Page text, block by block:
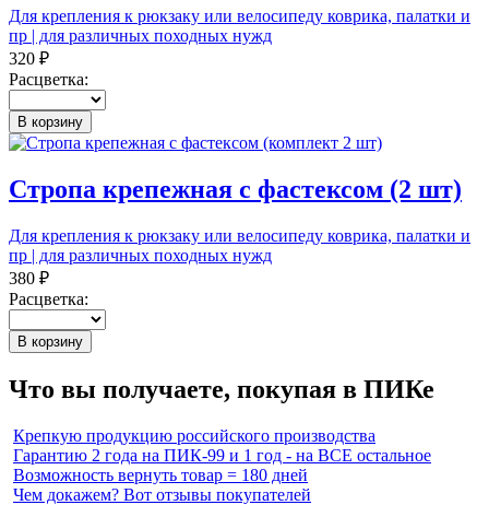
Для крепления к рюкзаку или велосипеду коврика, палатки и
пр | для различных походных нужд
320 ₽
Расцветка:
В корзину
Стропа крепежная с фастексом (2 шт)
Для крепления к рюкзаку или велосипеду коврика, палатки и
пр | для различных походных нужд
380 ₽
Расцветка:
В корзину
Что вы получаете, покупая в ПИКе
Крепкую продукцию российского производства
Гарантию 2 года на ПИК-99 и 1 год - на ВСЕ остальное
Возможность вернуть товар = 180 дней
Чем докажем? Вот отзывы покупателей